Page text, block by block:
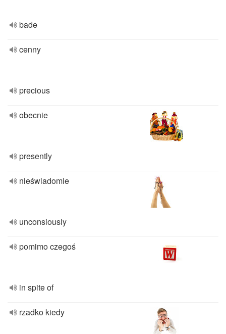
bade
cenny
precious
obecnie
presently
nieświadomie
unconsiously
pomimo czegoś
in spite of
rzadko kiedy